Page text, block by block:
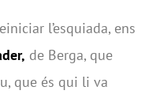
l’esquiada, ens
de Berga, que
que és qui li va